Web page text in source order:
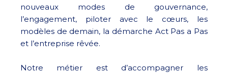
nouveaux modes de gouvernance,
l’engagement, piloter avec le cœurs, les
modèles de demain, la démarche Act Pas a Pas
et l’entreprise rêvée.
Notre métier est d’accompagner les